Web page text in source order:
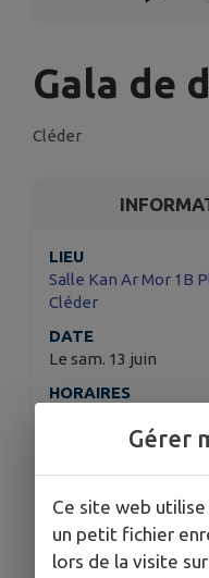
Gala de
Cléder
LIEU
Salle Kan Ar Mor 1B
Cléder
DATE
Le sam. 13 juin
HORAIRES
7 € / adultes
3 € / moins de 18 ans
ORGANISÉ PAR
TONIC GYM
Gérer
Ce site web
un petit fichier
lors de la visite sur